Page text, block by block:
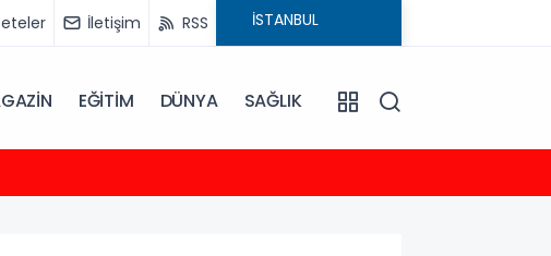
İletişim RSS
EĞİTİM DÜNYA SAĞLIK